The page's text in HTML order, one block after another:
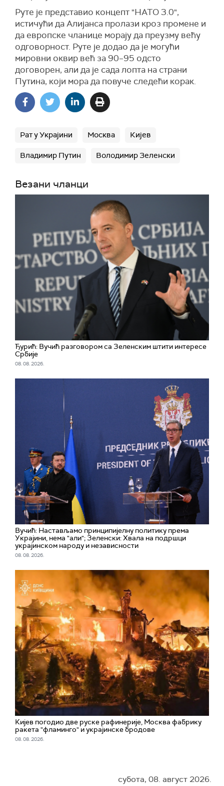
Руте је представио концепт "НАТО 3.0",
истичући да Алијанса пролази кроз промене и
да европске чланице морају да преузму већу
одговорност. Руте је додао да је могући
мировни оквир већ за 90–95 одсто
договорен, али да је сада лопта на страни
Путина, који мора да повуче следећи корак.
Рат у Украјини Москва Кијев
Владимир Путин Володимир Зеленски
Везани чланци
Ђурић: Вучић разговором са Зеленским штити интересе
Србије
08. 08. 2026.
Вучић: Настављамо принципијелну политику према
Украјини, нема "али"; Зеленски: Хвала на подршци
украјинском народу и независности
08. 08. 2026.
Кијев погодио две руске рафинерије, Москва фабрику
ракета "фламинго" и украјинске бродове
08. 08. 2026.
субота, 08. август 2026.